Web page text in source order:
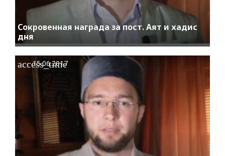
Сокровенная награда за пост. Аят и хадис
дня
access_time
15.06.2017